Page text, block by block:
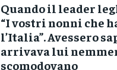
Quando il leader
“I vostri nonni che
l’Italia”. Avessero
arrivava lui
scomodovano